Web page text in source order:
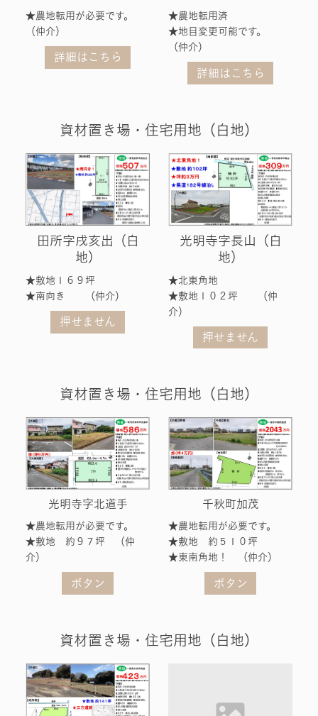
★農地転用が必要です。
（仲介）
詳細はこちら
★農地転用済
★地目変更可能です。
（仲介）
詳細はこちら
資材置き場・住宅用地（白地）
田所字戌亥出（白
地）
★敷地１６９坪
★南向き （仲介）
押せません
光明寺字長山（白
地）
★北東角地
★敷地１０２坪 （仲
介）
押せません
資材置き場・住宅用地（白地）
光明寺字北道手
★農地転用が必要です。
★敷地 約９７坪 （仲
介）
ボタン
千秋町加茂
★農地転用が必要です。
★敷地 約５１０坪
★東南角地！ （仲介）
ボタン
資材置き場・住宅用地（白地）